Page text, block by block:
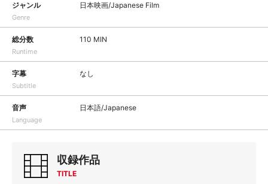
ジャンル
Genre
日本映画/Japanese Film
総分数
Runtime
110 MIN
字幕
Subtitle
なし
音声
Language
日本語/Japanese
収録作品
TITLE